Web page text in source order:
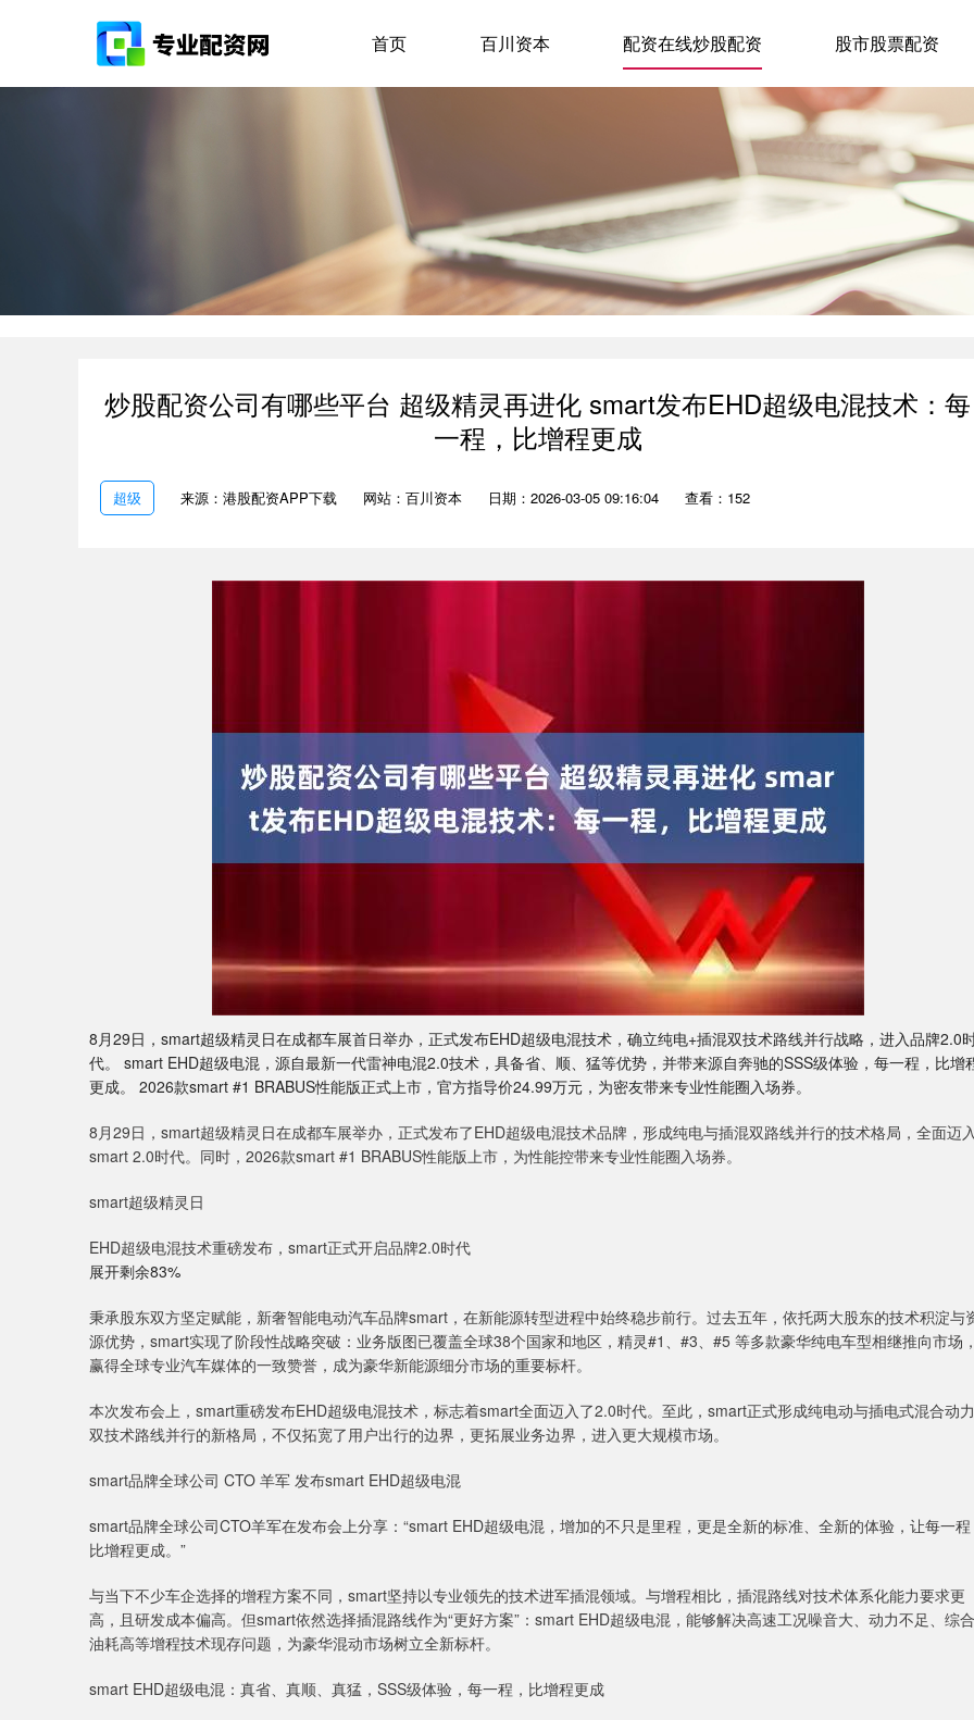
首页 百川资本 配资在线炒股配资 股市股票配资
炒股配资公司有哪些平台 超级精灵再进化 smart发布EHD超级电混技术：每
一程，比增程更成
超级 来源：港股配资APP下载 网站：百川资本 日期：2026-03-05 09:16:04 查看：152
8月29日，smart超级精灵日在成都车展首日举办，正式发布EHD超级电混技术，确立纯电+插混双技术路线并行战略，进入品牌2.0
代。 smart EHD超级电混，源自最新一代雷神电混2.0技术，具备省、顺、猛等优势，并带来源自奔驰的SSS级体验，每一程，比增
更成。 2026款smart #1 BRABUS性能版正式上市，官方指导价24.99万元，为密友带来专业性能圈入场券。
8月29日，smart超级精灵日在成都车展举办，正式发布了EHD超级电混技术品牌，形成纯电与插混双路线并行的技术格局，全面迈入
smart 2.0时代。同时，2026款smart #1 BRABUS性能版上市，为性能控带来专业性能圈入场券。
smart超级精灵日
EHD超级电混技术重磅发布，smart正式开启品牌2.0时代
展开剩余83%
秉承股东双方坚定赋能，新奢智能电动汽车品牌smart，在新能源转型进程中始终稳步前行。过去五年，依托两大股东的技术积淀与
源优势，smart实现了阶段性战略突破：业务版图已覆盖全球38个国家和地区，精灵#1、#3、#5 等多款豪华纯电车型相继推向市场，
赢得全球专业汽车媒体的一致赞誉，成为豪华新能源细分市场的重要标杆。
本次发布会上，smart重磅发布EHD超级电混技术，标志着smart全面迈入了2.0时代。至此，smart正式形成纯电动与插电式混合动力
双技术路线并行的新格局，不仅拓宽了用户出行的边界，更拓展业务边界，进入更大规模市场。
smart品牌全球公司 CTO 羊军 发布smart EHD超级电混
smart品牌全球公司CTO羊军在发布会上分享：“smart EHD超级电混，增加的不只是里程，更是全新的标准、全新的体验，让每一程
比增程更成。”
与当下不少车企选择的增程方案不同，smart坚持以专业领先的技术进军插混领域。与增程相比，插混路线对技术体系化能力要求更
高，且研发成本偏高。但smart依然选择插混路线作为“更好方案”：smart EHD超级电混，能够解决高速工况噪音大、动力不足、综合
油耗高等增程技术现存问题，为豪华混动市场树立全新标杆。
smart EHD超级电混：真省、真顺、真猛，SSS级体验，每一程，比增程更成